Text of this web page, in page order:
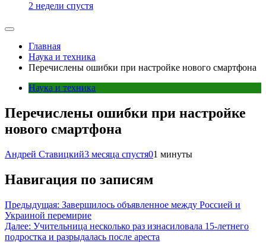
2 недели спустя
Главная
Наука и техника
Перечислены ошибки при настройке нового смартфона
Наука и техника
Перечислены ошибки при настройке
нового смартфона
Андрей Ставицкий3 месяца спустя01 минуты
Навигация по записям
Предыдущая: Завершилось объявленное между Россией и
Украиной перемирие
Далее: Учительница несколько раз изнасиловала 15-летнего
подростка и разрыдалась после ареста